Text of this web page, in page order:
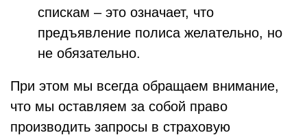
спискам – это означает, что
предъявление полиса желательно, но
не обязательно.
При этом мы всегда обращаем внимание,
что мы оставляем за собой право
производить запросы в страховую